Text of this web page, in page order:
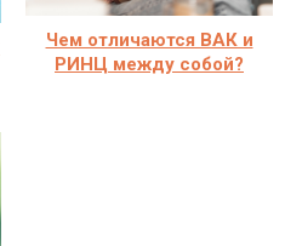
Чем отличаются ВАК и
РИНЦ между собой?